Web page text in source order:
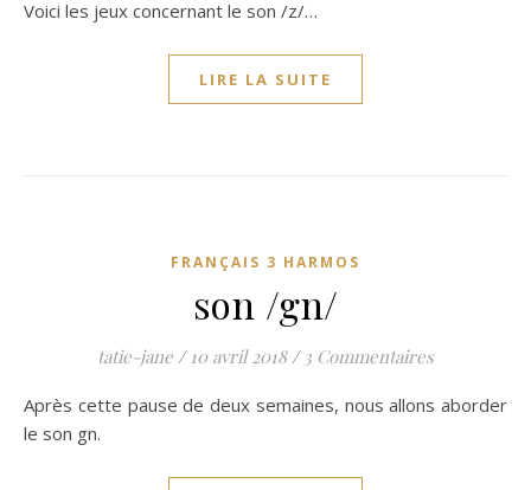
Voici les jeux concernant le son /z/…
LIRE LA SUITE
FRANÇAIS 3 HARMOS
son /gn/
tatie-jane / 10 avril 2018 / 3 Commentaires
Après cette pause de deux semaines, nous allons aborder
le son gn.